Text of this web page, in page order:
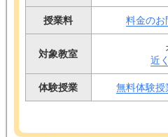
授業料 料金のお
対象教室
近
体験授業 無料体験授